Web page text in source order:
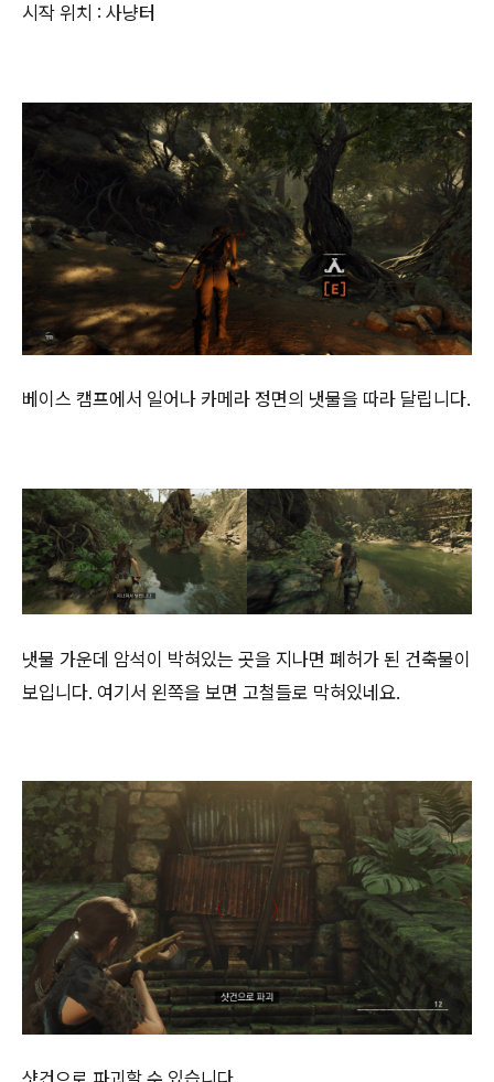
시작 위치 : 사냥터
베이스 캠프에서 일어나 카메라 정면의 냇물을 따라 달립니다.
냇물 가운데 암석이 박혀있는 곳을 지나면 폐허가 된 건축물이
보입니다. 여기서 왼쪽을 보면 고철들로 막혀있네요.